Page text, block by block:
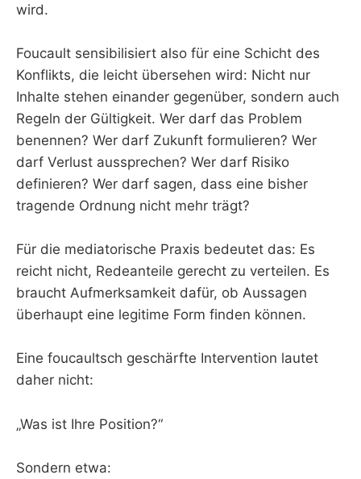
wird.
Foucault sensibilisiert also für eine Schicht des
Konflikts, die leicht übersehen wird: Nicht nur
Inhalte stehen einander gegenüber, sondern auch
Regeln der Gültigkeit. Wer darf das Problem
benennen? Wer darf Zukunft formulieren? Wer
darf Verlust aussprechen? Wer darf Risiko
definieren? Wer darf sagen, dass eine bisher
tragende Ordnung nicht mehr trägt?
Für die mediatorische Praxis bedeutet das: Es
reicht nicht, Redeanteile gerecht zu verteilen. Es
braucht Aufmerksamkeit dafür, ob Aussagen
überhaupt eine legitime Form finden können.
Eine foucaultsch geschärfte Intervention lautet
daher nicht:
„Was ist Ihre Position?“
Sondern etwa: